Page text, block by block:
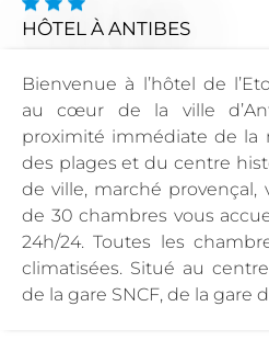
HÔTEL À ANTIBES
Bienvenue à l’hôtel de
au cœur de la ville
proximité immédiate de la
des plages et du centre
de ville, marché provençal,
de 30 chambres vous
24h/24. Toutes les
climatisées. Situé au
de la gare SNCF, de la gare